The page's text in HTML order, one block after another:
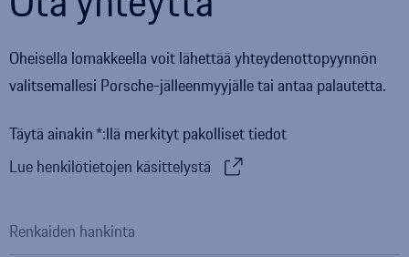
Oheisella lomakkeella voit lähettää yhteydenottopyynnön
valitsemallesi Porsche-jälleenmyyjälle tai antaa palautetta.
Täytä ainakin :llä merkityt pakolliset tiedot
Lue henkilötietojen käsittelystä